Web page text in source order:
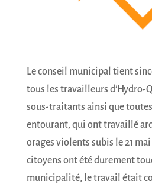
Le conseil municipal tient
tous les travailleurs d’Hydro-
sous-traitants ainsi que
entourant, qui ont travaillé
orages violents subis le 21
citoyens ont été durement
municipalité, le travail était